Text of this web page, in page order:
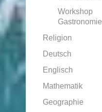
Workshop
Gastronomie
Religion
Deutsch
Englisch
Mathematik
Geographie